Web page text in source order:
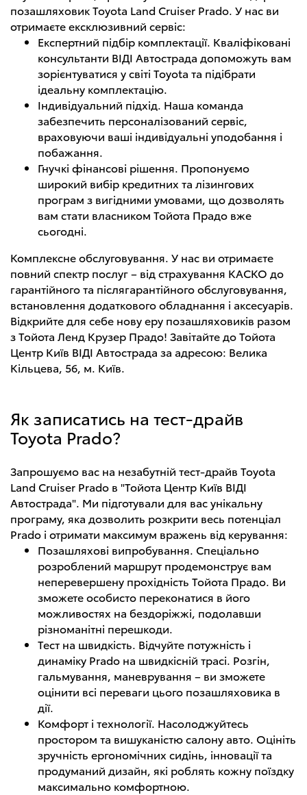
позашляховик Toyota Land Cruiser Prado. У нас ви
отримаєте ексклюзивний сервіс:
Експертний підбір комплектації. Кваліфіковані
консультанти ВІДІ Автострада допоможуть вам
зорієнтуватися у світі Toyota та підібрати
ідеальну комплектацію.
Індивідуальний підхід. Наша команда
забезпечить персоналізований сервіс,
враховуючи ваші індивідуальні уподобання і
побажання.
Гнучкі фінансові рішення. Пропонуємо
широкий вибір кредитних та лізингових
програм з вигідними умовами, що дозволять
вам стати власником Тойота Прадо вже
сьогодні.
Комплексне обслуговування. У нас ви отримаєте
повний спектр послуг – від страхування КАСКО до
гарантійного та післягарантійного обслуговування,
встановлення додаткового обладнання і аксесуарів.
Відкрийте для себе нову еру позашляховиків разом
з Тойота Ленд Крузер Прадо! Завітайте до Тойота
Центр Київ ВІДІ Автострада за адресою: Велика
Кільцева, 56, м. Київ.
Як записатись на тест-драйв
Toyota Prado?
Запрошуємо вас на незабутній тест-драйв Toyota
Land Cruiser Prado в "Тойота Центр Київ ВІДІ
Автострада". Ми підготували для вас унікальну
програму, яка дозволить розкрити весь потенціал
Prado і отримати максимум вражень від керування:
Позашляхові випробування. Спеціально
розроблений маршрут продемонструє вам
неперевершену прохідність Тойота Прадо. Ви
зможете особисто переконатися в його
можливостях на бездоріжжі, подолавши
різноманітні перешкоди.
Тест на швидкість. Відчуйте потужність і
динаміку Prado на швидкісній трасі. Розгін,
гальмування, маневрування – ви зможете
оцінити всі переваги цього позашляховика в
дії.
Комфорт і технології. Насолоджуйтесь
простором та вишуканістю салону авто. Оцініть
зручність ергономічних сидінь, інновації та
продуманий дизайн, які роблять кожну поїздку
максимально комфортною.